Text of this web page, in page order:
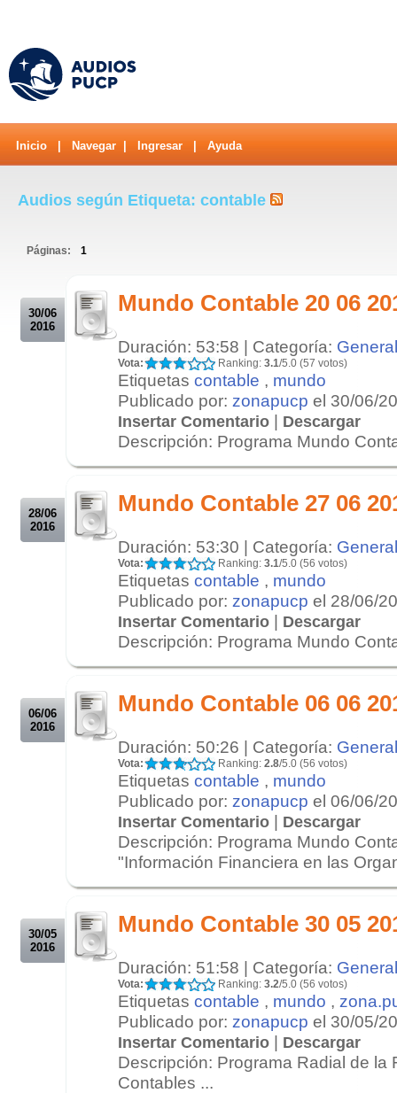
Inicio Navegar Ingresar Ayuda
Audios según Etiqueta: contable
Páginas: 1
30/06
2016
Mundo Contable 20 06
Duración: 53:58 | Categoría: General
Vota: Ranking: 3.1/5.0 (57 votos)
Etiquetas contable , mundo
Publicado por: zonapucp el 30/06/
Insertar Comentario | Descargar
Descripción: Programa Mundo
28/06
2016
Mundo Contable 27 06
Duración: 53:30 | Categoría: General
Vota: Ranking: 3.1/5.0 (56 votos)
Etiquetas contable , mundo
Publicado por: zonapucp el 28/06/
Insertar Comentario | Descargar
Descripción: Programa Mundo
06/06
2016
Mundo Contable 06 06
Duración: 50:26 | Categoría: General
Vota: Ranking: 2.8/5.0 (56 votos)
Etiquetas contable , mundo
Publicado por: zonapucp el 06/06/
Insertar Comentario | Descargar
Descripción: Programa Mundo
"Información Financiera en las
30/05
2016
Mundo Contable 30 05
Duración: 51:58 | Categoría: General
Vota: Ranking: 3.2/5.0 (56 votos)
Etiquetas contable , mundo ,
Publicado por: zonapucp el 30/05/
Insertar Comentario | Descargar
Descripción: Programa Radial de la
Contables ...